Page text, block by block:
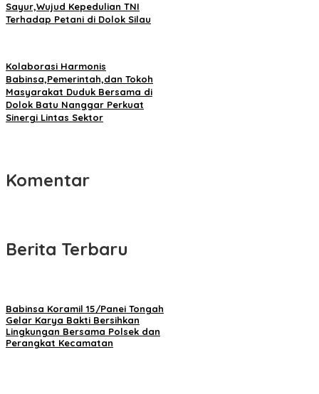
Sayur,Wujud Kepedulian TNI
Terhadap Petani di Dolok Silau
Kolaborasi Harmonis
Babinsa,Pemerintah,dan Tokoh
Masyarakat Duduk Bersama di
Dolok Batu Nanggar Perkuat
Sinergi Lintas Sektor
Komentar
Berita Terbaru
Babinsa Koramil 15/Panei Tongah
Gelar Karya Bakti Bersihkan
Lingkungan Bersama Polsek dan
Perangkat Kecamatan